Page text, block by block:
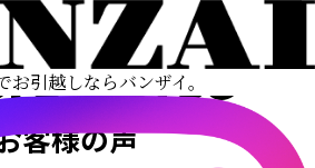
お引越しならバンザイ。
Voice
客様の声